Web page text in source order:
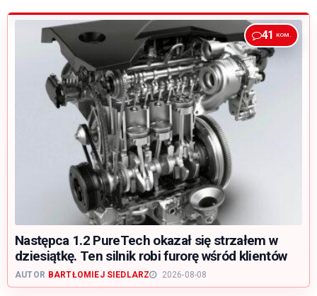
Następca 1.2 PureTech okazał się strzałem w
dziesiątkę. Ten silnik robi furorę wśród klientów
AUTOR BARTŁOMIEJ SIEDLARZ 2026-08-08
41